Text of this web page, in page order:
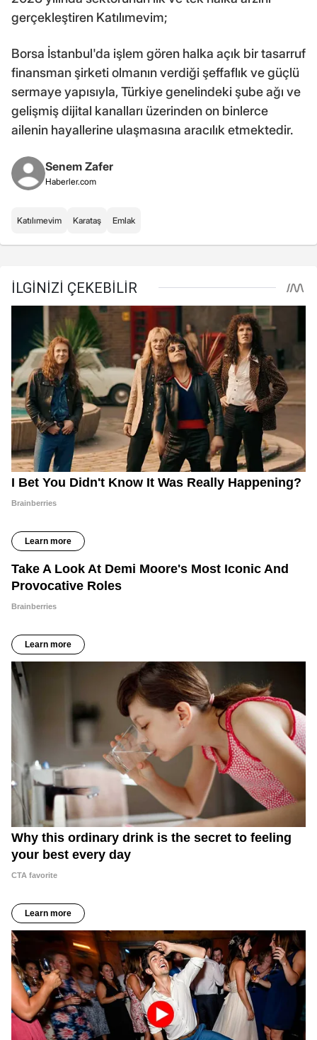
gerçekleştiren Katılımevim;
Borsa İstanbul'da işlem gören halka açık bir tasarruf
finansman şirketi olmanın verdiği şeffaflık ve güçlü
sermaye yapısıyla, Türkiye genelindeki şube ağı ve
gelişmiş dijital kanalları üzerinden on binlerce
ailenin hayallerine ulaşmasına aracılık etmektedir.
Senem Zafer
Haberler.com
Katılımevim Karataş Emlak